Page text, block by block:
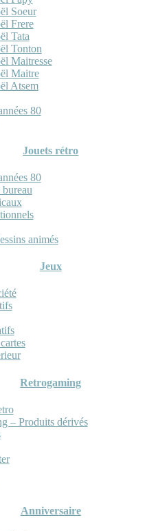
Soeur
Frere
Tata
Tonton
Maitresse
Maitre
Atsem
80
Jouets rétro
80
animés
Jeux
Retrogaming
– Produits dérivés
Anniversaire